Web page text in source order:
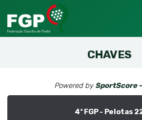
CHAVES
Powered bySportScore
4ª FGP - Pelotas